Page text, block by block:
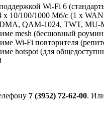
Wi-Fi 6
х 10/100/1000 Мб/с (1 x
QAM-1024, TWT, MU-
mesh (бесшовный
Wi-Fi повторителя
hotspot (для
7 (3952) 72-62-00.